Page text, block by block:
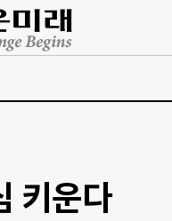
키운다